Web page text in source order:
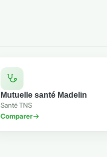
Mutuelle santé Madelin
Santé TNS
Comparer